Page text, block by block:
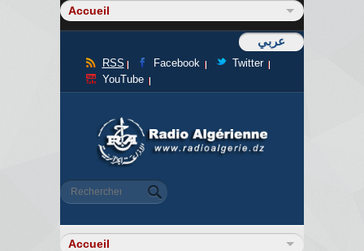
عربي
RSS Facebook
Twitter
YouTube
Formulaire de recherche
Rechercher